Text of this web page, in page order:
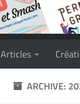
Articles
ARCHIVE: